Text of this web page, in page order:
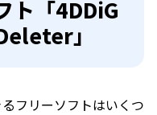
ト「4DDiG
」
フリーソフトはいくつ